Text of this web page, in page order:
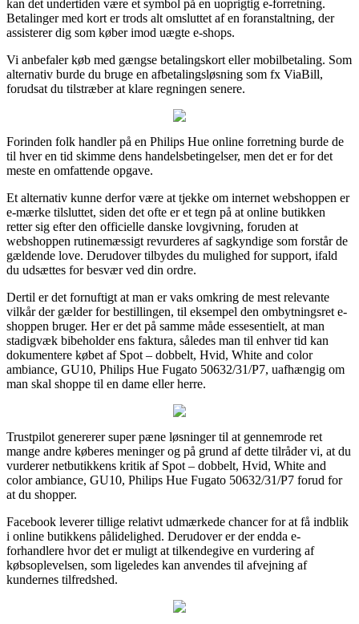
kan det undertiden være et symbol på en uoprigtig e-forretning.
Betalinger med kort er trods alt omsluttet af en foranstaltning, der
assisterer dig som køber imod uægte e-shops.
Vi anbefaler køb med gængse betalingskort eller mobilbetaling. Som
alternativ burde du bruge en afbetalingsløsning som fx ViaBill,
forudsat du tilstræber at klare regningen senere.
Forinden folk handler på en Philips Hue online forretning burde de
til hver en tid skimme dens handelsbetingelser, men det er for det
meste en omfattende opgave.
Et alternativ kunne derfor være at tjekke om internet webshoppen er
e-mærke tilsluttet, siden det ofte er et tegn på at online butikken
retter sig efter den officielle danske lovgivning, foruden at
webshoppen rutinemæssigt revurderes af sagkyndige som forstår de
gældende love. Derudover tilbydes du mulighed for support, ifald
du udsættes for besvær ved din ordre.
Dertil er det fornuftigt at man er vaks omkring de mest relevante
vilkår der gælder for bestillingen, til eksempel den ombytningsret e-
shoppen bruger. Her er det på samme måde essesentielt, at man
stadigvæk bibeholder ens faktura, således man til enhver tid kan
dokumentere købet af Spot – dobbelt, Hvid, White and color
ambiance, GU10, Philips Hue Fugato 50632/31/P7, uafhængig om
man skal shoppe til en dame eller herre.
Trustpilot genererer super pæne løsninger til at gennemrode ret
mange andre køberes meninger og på grund af dette tilråder vi, at du
vurderer netbutikkens kritik af Spot – dobbelt, Hvid, White and
color ambiance, GU10, Philips Hue Fugato 50632/31/P7 forud for
at du shopper.
Facebook leverer tillige relativt udmærkede chancer for at få indblik
i online butikkens pålidelighed. Derudover er der endda e-
forhandlere hvor det er muligt at tilkendegive en vurdering af
købsoplevelsen, som ligeledes kan anvendes til afvejning af
kundernes tilfredshed.